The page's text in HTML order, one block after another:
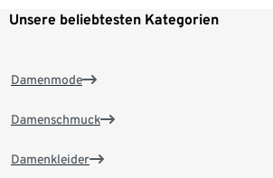
Unsere beliebtesten Kategorien
Damenmode
Damenschmuck
Damenkleider